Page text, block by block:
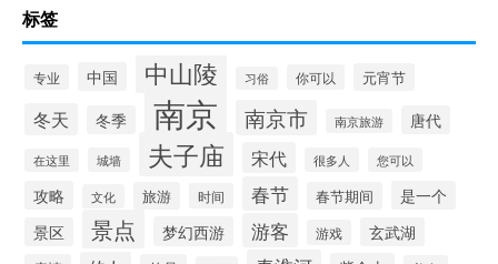
标签
专业 中国 中山陵 习俗 你可以 元宵节
冬天 冬季 南京 南京市 南京旅游 唐代
在这里 城墙 夫子庙 宋代 很多人 您可以
攻略 文化 旅游 时间 春节 春节期间
是一个
景区
景点 梦幻西游 游客 游戏 玄武湖